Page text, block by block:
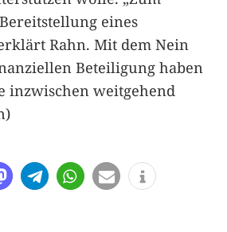
eines
Rahn. Mit dem Nein
Beteiligung haben
inzwischen weitgehend